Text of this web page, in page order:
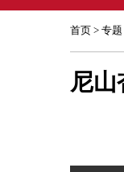
首页 > 专题
尼